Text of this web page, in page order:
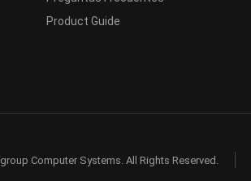
Product Guide
Computer Systems. All Rights Reserved.